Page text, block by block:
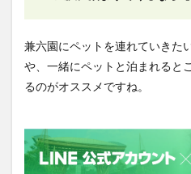
兼六園にペットを連れていきた
や、一緒にペットと泊まれると
るのがオススメですね。